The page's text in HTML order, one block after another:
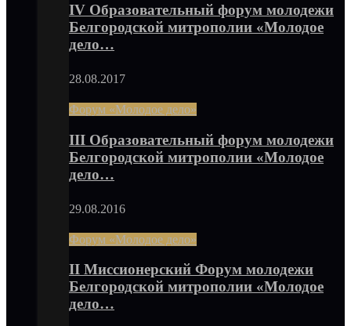
IV Образовательный форум молодежи
Белгородской митрополии «Молодое
дело…
28.08.2017
Форум «Молодое дело»
III Образовательный форум молодежи
Белгородской митрополии «Молодое
дело…
29.08.2016
Форум «Молодое дело»
II Миссионерский Форум молодежи
Белгородской митрополии «Молодое
дело…